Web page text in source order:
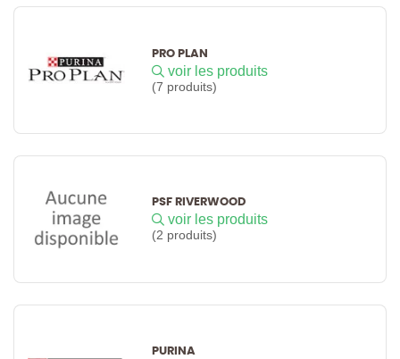
PRO PLAN
voir les produits
(7 produits)
PSF RIVERWOOD
voir les produits
(2 produits)
PURINA